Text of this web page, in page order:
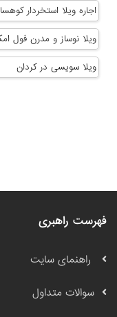
اجاره ویلا استخردار
ویلا نوساز و مدرن فول
ویلا سویسی در کردان
فهرست راهبری
راهنمای سایت
سوالات متداول